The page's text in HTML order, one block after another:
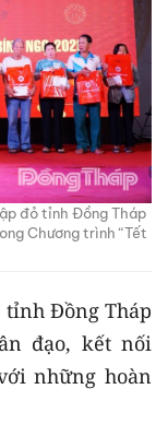
đỏ tỉnh Đồng Tháp
Chương trình “Tết
tỉnh Đồng Tháp
đạo, kết nối
những hoàn